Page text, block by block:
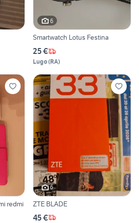
6
Smartwatch Lotus Festina
25 €
Lugo(RA)
redmi
6
ZTE BLADE
45 €